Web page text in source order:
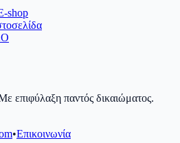
shop
επιφύλαξη παντός δικαιώματος.
•Επικοινωνία